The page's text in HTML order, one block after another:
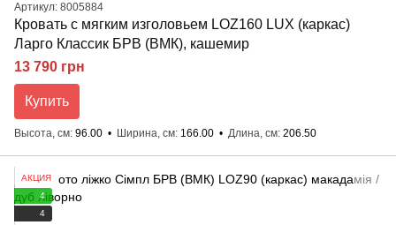
Артикул: 8005884
Кровать с мягким изголовьем LOZ160 LUX (каркас)
Ларго Классик БРВ (ВМК), кашемир
13 790 грн
Купить
Высота, см 96.00 Ширина, см 166.00 Длина, см 206.50
АКЦИЯ
4
4